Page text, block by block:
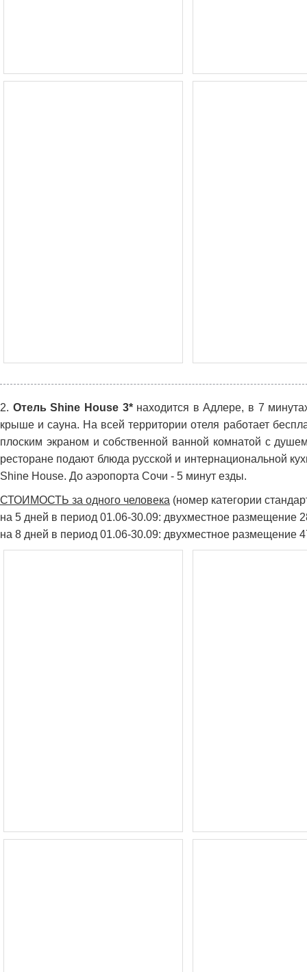
2. Отель Shine House 3*находится в Адлере, в 7
крыше и сауна. На всей территории отеля работает
плоским экраном и собственной ванной комнатой с
ресторане подают блюда русской и интернациональной
Shine House. До аэропорта Сочи - 5 минут езды.
СТОИМОСТЬ за одного человека (номер категории
на 5 дней в период 01.06-30.09: двухместное размещение
на 8 дней в период 01.06-30.09: двухместное размещение